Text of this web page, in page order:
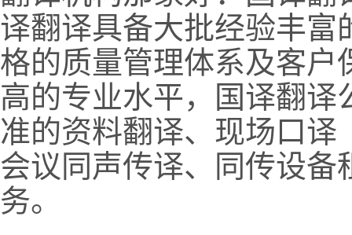
译翻译具备大批经验丰富
格的质量管理体系及客户
高的专业水平，国译翻
准的资料翻译、现场口
会议同声传译、同传设
务。